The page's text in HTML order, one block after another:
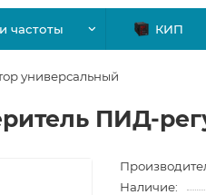
частоты КИП
универсальный
ПИД-
Наличие: